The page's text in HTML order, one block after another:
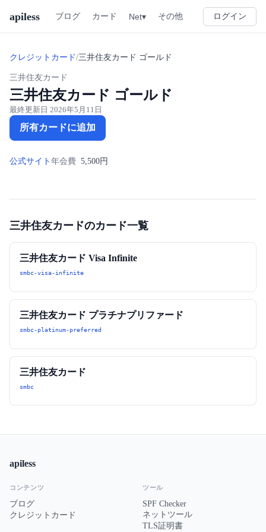
apiless ブログ カード Net▾ その他 ログイン
クレジットカード/三井住友カード ゴールド
三井住友カード
三井住友カード ゴールド
最終更新日 2026年5月11日
所有カードに追加
公式サイト 年会費 5,500円
三井住友カードのカード一覧
三井住友カード Visa Infinite
smbc-visa-infinite
三井住友カード プラチナプリファード
smbc-platinum-preferred
三井住友カード
smbc
apiless
コンテンツ
ブログ
クレジットカード
ツール
SPF Checker
ネットツール
TLS証明書